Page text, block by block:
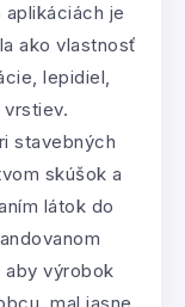
je
ako vlastnosť
lepidiel,
stavebných
skúšok a
látok do
aby výrobok